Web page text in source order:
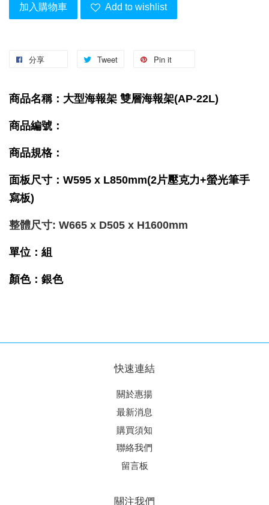
加入購物車 Add to wishlist
分享 Tweet Pin it
商品名稱：大型海報架 雙層海報架(AP-22L)
商品編號：
商品規格：
面板尺寸：W595 x L850mm(2片壓克力+螢光筆手
寫板)
整體尺寸: W665 x D505 x H1600mm
單位：組
顏色：銀色
快速連結
關於惠揚
最新消息
購買須知
聯絡我們
留言板
關注我們